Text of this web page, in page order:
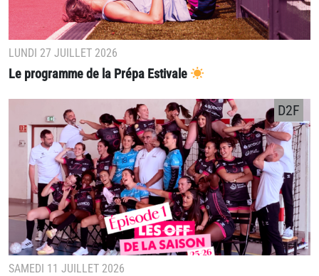
LUNDI 27 JUILLET 2026
Le programme de la Prépa Estivale
SAMEDI 11 JUILLET 2026
D2F